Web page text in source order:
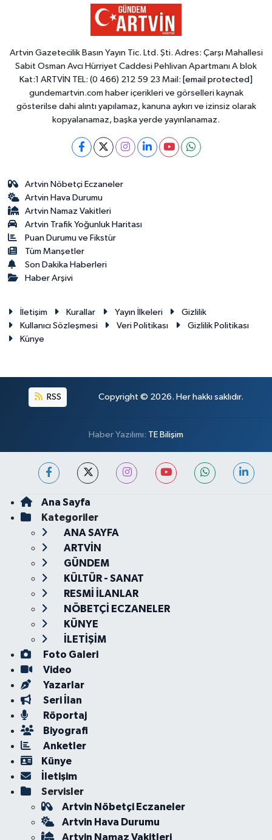
Artvin Gazetecilik Basın Yayın Tic. Ltd. Şti. Adres: Çarşı Mahallesi
Sabit Osman Avcı Hürriyet Caddesi Pehlivan Apartmanı A blok
Kat:1 ARTVİN TEL: (0 466) 212 59 23 Mail: [email protected]
gundemartvin.com haber içerikleri ve görselleri kaynak
gösterilse dahi alıntı yapılamaz, kanuna aykırı ve izinsiz olarak
kopyalanamaz, başka yerde yayınlanamaz.
Artvin Nöbetçi Eczaneler
Artvin Hava Durumu
Artvin Namaz Vakitleri
Artvin Trafik Yoğunluk Haritası
Puan Durumu ve Fikstür
Tüm Manşetler
Son Dakika Haberleri
Haber Arşivi
İletişim Kurallar Yayın İlkeleri
Gizlilik
Kullanıcı Sözleşmesi
Veri Politikası
Gizlilik Politikası
Künye
RSS Copyright © 2026. Her hakkı saklıdır.
Haber Yazılımı: TE Bilişim
Ana Sayfa
Kategoriler
ANA SAYFA
ARTVİN
GÜNDEM
KÜLTÜR - SANAT
RESMİ İLANLAR
NÖBETÇİ ECZANELER
KÜNYE
İLETİŞİM
Foto Galeri
Video
Yazarlar
Seri İlan
Röportaj
Biyografi
Anketler
Künye
İletişim
Servisler
Artvin Nöbetçi Eczaneler
Artvin Hava Durumu
Artvin Namaz Vakitleri